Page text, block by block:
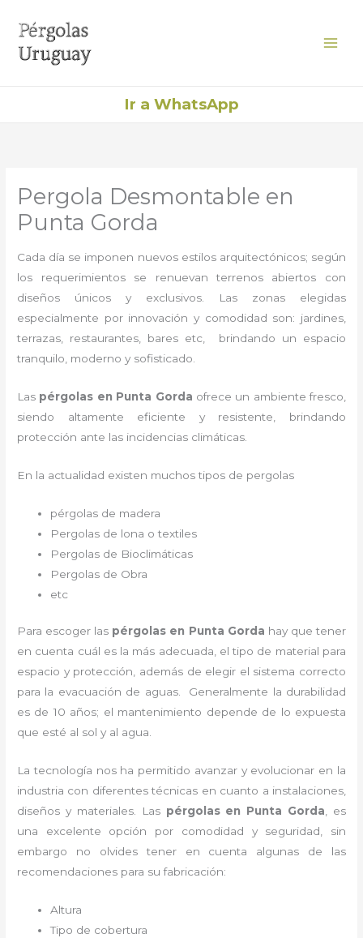
contenido
Ir a WhatsApp
Pergola Desmontable en
Punta Gorda
Cada día se imponen nuevos estilos arquitectónicos; según
los requerimientos se renuevan terrenos abiertos con
diseños únicos y exclusivos. Las zonas elegidas
especialmente por innovación y comodidad son: jardines,
terrazas, restaurantes, bares etc, brindando un espacio
tranquilo, moderno y sofisticado.
Las pérgolas en Punta Gorda ofrece un ambiente fresco,
siendo altamente eficiente y resistente, brindando
protección ante las incidencias climáticas.
En la actualidad existen muchos tipos de pergolas
pérgolas de madera
Pergolas de lona o textiles
Pergolas de Bioclimáticas
Pergolas de Obra
etc
Para escoger las pérgolas en Punta Gorda hay que tener
en cuenta cuál es la más adecuada, el tipo de material para
espacio y protección, además de elegir el sistema correcto
para la evacuación de aguas. Generalmente la durabilidad
es de 10 años; el mantenimiento depende de lo expuesta
que esté al sol y al agua.
La tecnología nos ha permitido avanzar y evolucionar en la
industria con diferentes técnicas en cuanto a instalaciones,
diseños y materiales. Las pérgolasen Punta Gorda , es
una excelente opción por comodidad y seguridad, sin
embargo no olvides tener en cuenta algunas de las
recomendaciones para su fabricación:
Altura
Tipo de cobertura